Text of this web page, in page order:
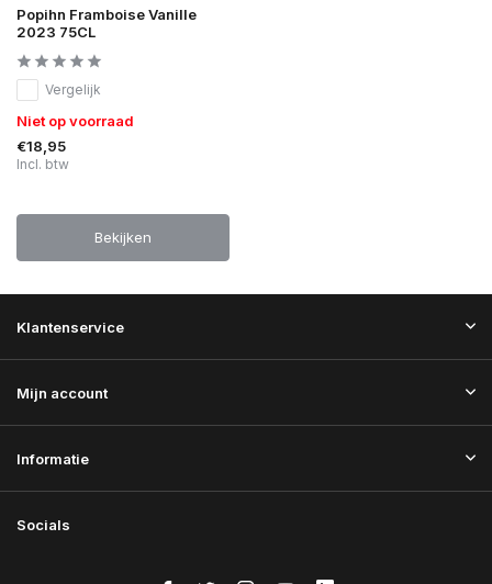
Popihn Framboise Vanille
2023 75CL
Vergelijk
Niet op voorraad
€18,95
Incl. btw
Bekijken
Klantenservice
Mijn account
Informatie
Socials